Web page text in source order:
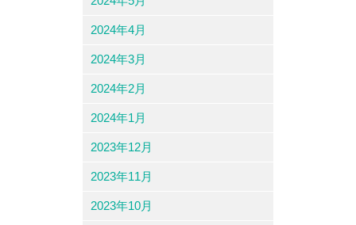
2024年4月
2024年3月
2024年2月
2024年1月
2023年12月
2023年11月
2023年10月